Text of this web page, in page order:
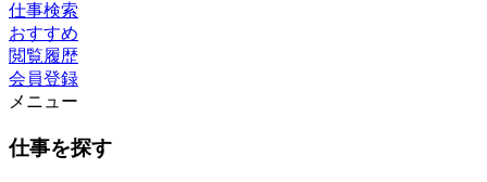
仕事検索
おすすめ
閲覧履歴
会員登録
メニュー
仕事を探す